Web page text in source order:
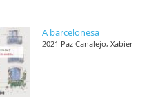
A barcelonesa
2021 Paz Canalejo, Xabier